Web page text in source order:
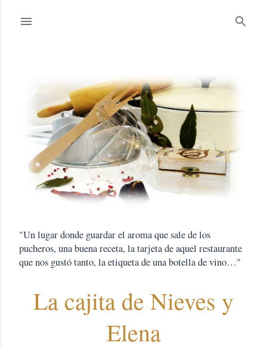
a
s
"Un lugar donde guardar el aroma que sale de los
pucheros, una buena receta, la tarjeta de aquel restaurante
que nos gustó tanto, la etiqueta de una botella de vino…"
La cajita de Nieves y
Elena